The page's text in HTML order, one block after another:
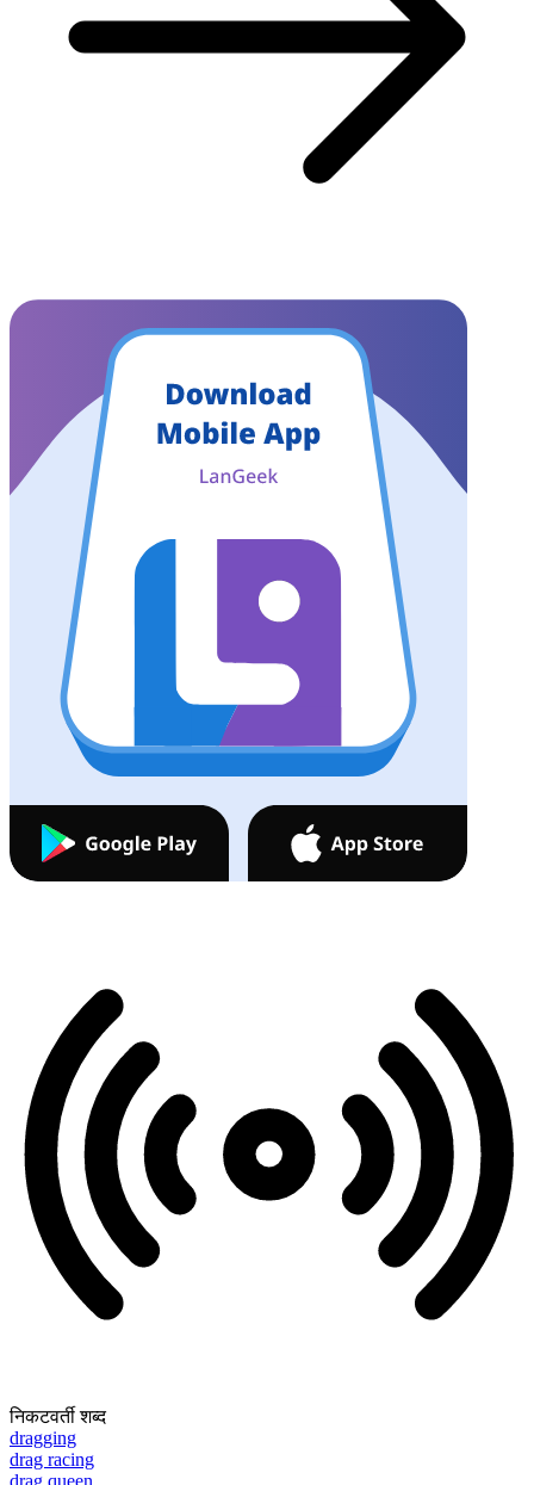
निकटवर्ती शब्द
dragging
drag racing
drag queen